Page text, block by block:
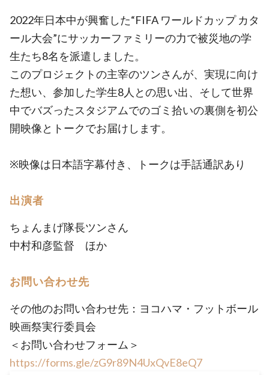
2022年日本中が興奮した“FIFA ワールドカップ カタ
ール大会”にサッカーファミリーの力で被災地の学
生たち8名を派遣しました。
このプロジェクトの主宰のツンさんが、実現に向け
た想い、参加した学生8人との思い出、そして世界
中でバズったスタジアムでのゴミ拾いの裏側を初公
開映像とトークでお届けします。
※映像は日本語字幕付き、トークは手話通訳あり
出演者
ちょんまげ隊長ツンさん
中村和彦監督 ほか
お問い合わせ先
その他のお問い合わせ先：ヨコハマ・フットボール
映画祭実行委員会
＜お問い合わせフォーム＞
https://forms.gle/zG9r89N4UxQvE8eQ7